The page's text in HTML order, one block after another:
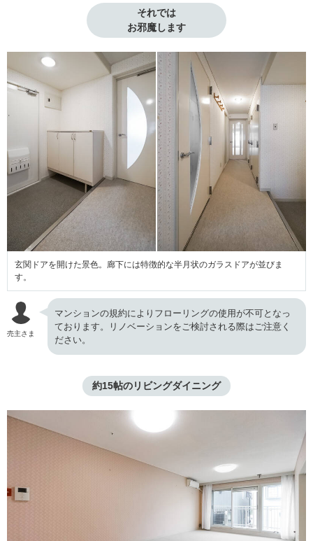
それでは
お邪魔します
玄関ドアを開けた景色。廊下には特徴的な半月状のガラスドアが並びま
す。
売主さま
マンションの規約によりフローリングの使用が不可となっ
ております。リノベーションをご検討される際はご注意く
ださい。
約15帖のリビングダイニング